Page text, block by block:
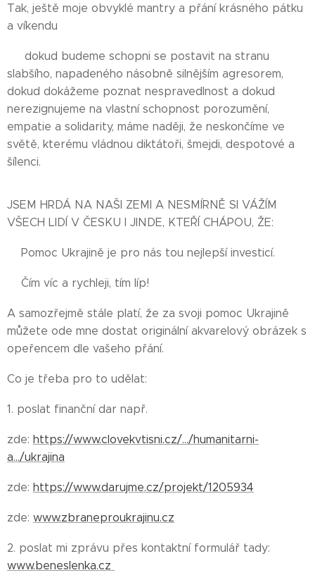
Tak, ještě moje obvyklé mantry a přání krásného pátku
a víkendu 🥰
❤️‍🔥 dokud budeme schopni se postavit na stranu
slabšího, napadeného násobně silnějším agresorem,
dokud dokážeme poznat nespravedlnost a dokud
nerezignujeme na vlastní schopnost porozumění,
empatie a solidarity, máme naději, že neskončíme ve
světě, kterému vládnou diktátoři, šmejdi, despotové a
šílenci.
JSEM HRDÁ NA NAŠI ZEMI A NESMÍRNĚ SI VÁŽÍM
VŠECH LIDÍ V ČESKU I JINDE, KTEŘÍ CHÁPOU, ŽE:
💥Pomoc Ukrajině je pro nás tou nejlepší investicí.
💥Čím víc a rychleji, tím líp!
A samozřejmě stále platí, že za svoji pomoc Ukrajině
můžete ode mne dostat originální akvarelový obrázek s
opeřencem dle vašeho přání.
Co je třeba pro to udělat:
1. poslat finanční dar např.
zde: https://www.clovekvtisni.cz/.../humanitarni-
a.../ukrajina
zde: https://www.darujme.cz/projekt/1205934
zde: www.zbraneproukrajinu.cz
2. poslat mi zprávu přes kontaktní formulář tady:
www.beneslenka.cz